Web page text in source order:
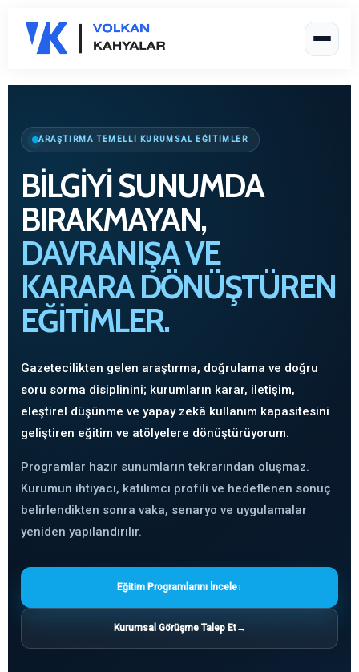
ARAŞTIRMA TEMELLİ KURUMSAL EĞİTİMLER
BILGIYI SUNUMDA
BIRAKMAYAN,
DAVRANIŞA VE
KARARA DÖNÜŞTÜREN
EĞITIMLER.
Gazetecilikten gelen araştırma, doğrulama ve doğru
soru sorma disiplinini; kurumların karar, iletişim,
eleştirel düşünme ve yapay zekâ kullanım kapasitesini
geliştiren eğitim ve atölyelere dönüştürüyorum.
Programlar hazır sunumların tekrarından oluşmaz.
Kurumun ihtiyacı, katılımcı profili ve hedeflenen sonuç
belirlendikten sonra vaka, senaryo ve uygulamalar
yeniden yapılandırılır.
Eğitim Programlarını İncele↓
Kurumsal Görüşme Talep Et→